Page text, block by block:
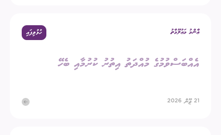
ޢާންމު މަޢުލޫމާތު ހުޅުވިފައި
އެއްބަސްވުމުގެ މުއްދަތު އިތުރު ކުރުމާއި ބެހޭ
21 ޖޫން 2026